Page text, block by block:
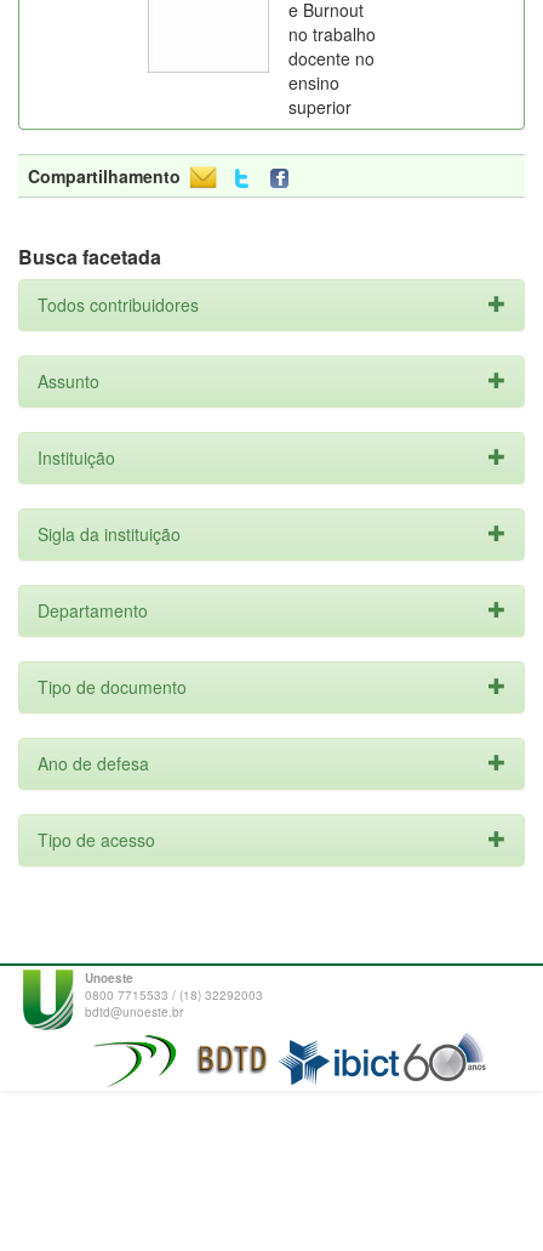
e Burnout
no trabalho
docente no
ensino
superior
Compartilhamento
Busca facetada
Todos contribuidores
Assunto
Instituição
Sigla da instituição
Departamento
Tipo de documento
Ano de defesa
Tipo de acesso
Unoeste
0800 7715533 / (18) 32292003
bdtd@unoeste.br